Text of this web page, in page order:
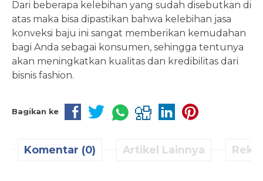
Dari beberapa kelebihan yang sudah disebutkan di
atas maka bisa dipastikan bahwa kelebihan jasa
konveksi baju ini sangat memberikan kemudahan
bagi Anda sebagai konsumen, sehingga tentunya
akan meningkatkan kualitas dan kredibilitas dari
bisnis fashion.
Bagikan ke
Komentar (0) Artikel Lainnya